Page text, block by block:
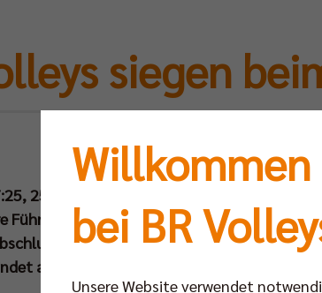
siegen
25:23, 25:21, 25:20) Auswärtssieg beim
Führung in der Finalserie um die Deutsche
ihrer „Mission: Titelverteidigung“
am 02. Mai (Donnerstag) um 19.30 Uhr
Willkommen
bei BR
Unsere Website verwendet